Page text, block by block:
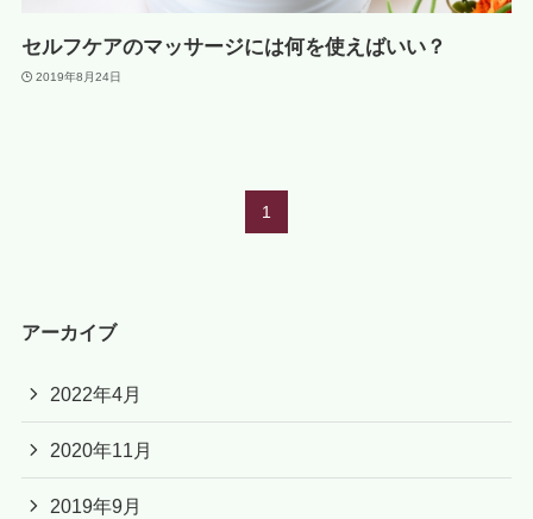
セルフケアのマッサージには何を使えばいい？
2019年8月24日
1
アーカイブ
2022年4月
2020年11月
2019年9月